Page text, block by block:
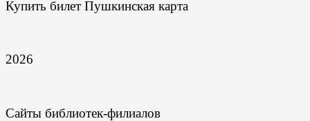
Купить билет Пушкинская карта
2026
Сайты библиотек-филиалов